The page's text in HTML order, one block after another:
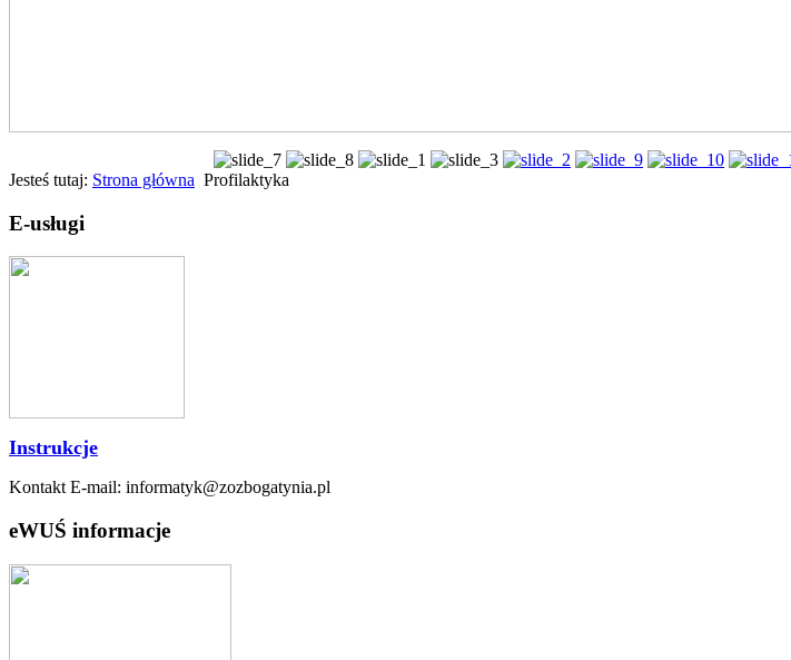
Jesteś tutaj: Strona główna Profilaktyka
E-usługi
Instrukcje
Kontakt E-mail: informatyk@zozbogatynia.pl
eWUŚ informacje